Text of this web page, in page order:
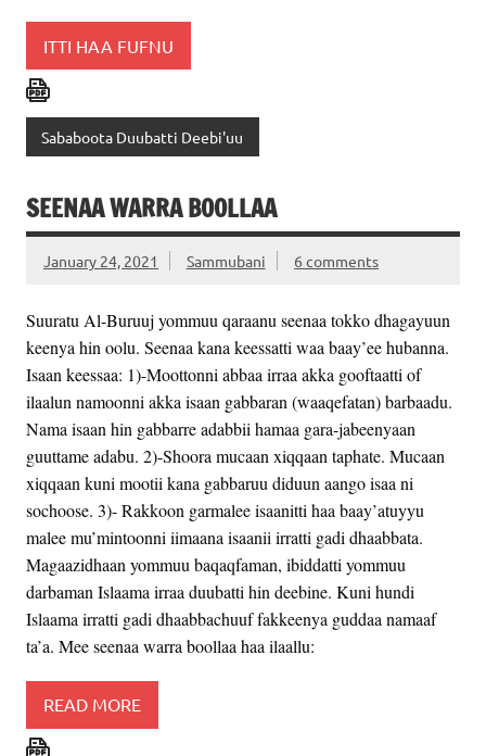
ITTI HAA FUFNU
Sababoota Duubatti Deebi'uu
SEENAA WARRA BOOLLAA
January 24, 2021 Sammubani 6 comments
Suuratu Al-Buruuj yommuu qaraanu seenaa tokko dhagayuun
keenya hin oolu. Seenaa kana keessatti waa baay’ee hubanna.
Isaan keessaa: 1)-Moottonni abbaa irraa akka gooftaatti of
ilaalun namoonni akka isaan gabbaran (waaqefatan) barbaadu.
Nama isaan hin gabbarre adabbii hamaa gara-jabeenyaan
guuttame adabu. 2)-Shoora mucaan xiqqaan taphate. Mucaan
xiqqaan kuni mootii kana gabbaruu diduun aango isaa ni
sochoose. 3)- Rakkoon garmalee isaanitti haa baay’atuyyu
malee mu’mintoonni iimaana isaanii irratti gadi dhaabbata.
Magaazidhaan yommuu baqaqfaman, ibiddatti yommuu
darbaman Islaama irraa duubatti hin deebine. Kuni hundi
Islaama irratti gadi dhaabbachuuf fakkeenya guddaa namaaf
ta’a. Mee seenaa warra boollaa haa ilaallu:
READ MORE